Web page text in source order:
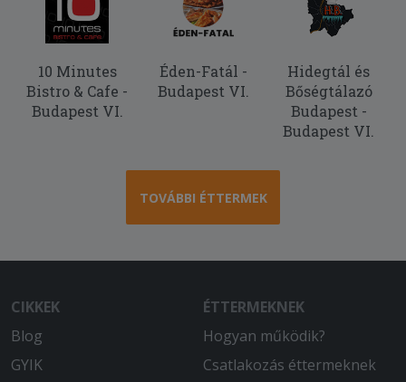
10 Minutes
Bistro & Cafe -
Budapest VI.
Éden-Fatál -
Budapest VI.
Hidegtál és
Bőségtálazó
Budapest -
Budapest VI.
TOVÁBBI ÉTTERMEK
CIKKEK
Blog
GYIK
ÉTTERMEKNEK
Hogyan működik?
Csatlakozás éttermeknek